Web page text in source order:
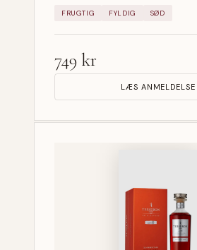
FRUGTIG FYLDIG SØD
749 kr
LÆS ANMELDELSE